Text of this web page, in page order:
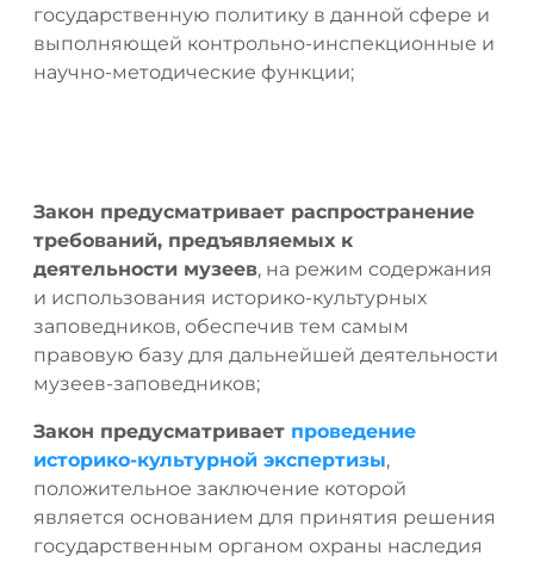
государственную политику в данной сфере и
выполняющей контрольно-инспекционные и
научно-методические функции;
Закон предусматривает распространение
требований, предъявляемых к
деятельности музеев, на режим содержания
и использования историко-культурных
заповедников, обеспечив тем самым
правовую базу для дальнейшей деятельности
музеев-заповедников;
Закон предусматривает проведение
историко-культурной экспертизы,
положительное заключение которой
является основанием для принятия решения
государственным органом охраны наследия